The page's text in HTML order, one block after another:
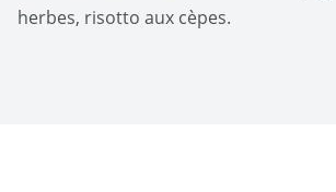
herbes, risotto aux cèpes.